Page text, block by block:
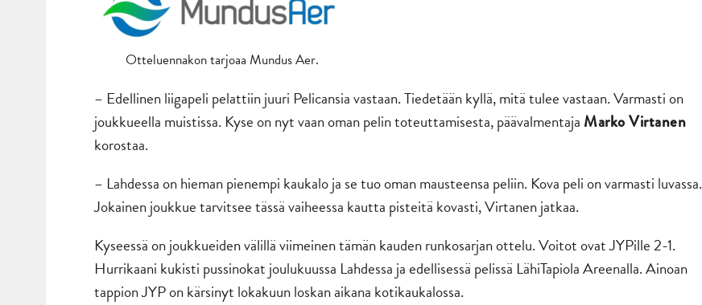
Otteluennakon tarjoaa Mundus Aer.
– Edellinen liigapeli pelattiin juuri Pelicansia vastaan. Tiedetään kyllä, mitä tulee vastaan. Varmasti on
joukkueella muistissa. Kyse on nyt vaan oman pelin toteuttamisesta, päävalmentaja Marko Virtanen
korostaa.
– Lahdessa on hieman pienempi kaukalo ja se tuo oman mausteensa peliin. Kova peli on varmasti luvassa.
Jokainen joukkue tarvitsee tässä vaiheessa kautta pisteitä kovasti, Virtanen jatkaa.
Kyseessä on joukkueiden välillä viimeinen tämän kauden runkosarjan ottelu. Voitot ovat JYPille 2-1.
Hurrikaani kukisti pussinokat joulukuussa Lahdessa ja edellisessä pelissä LähiTapiola Areenalla. Ainoan
tappion JYP on kärsinyt lokakuun loskan aikana kotikaukalossa.